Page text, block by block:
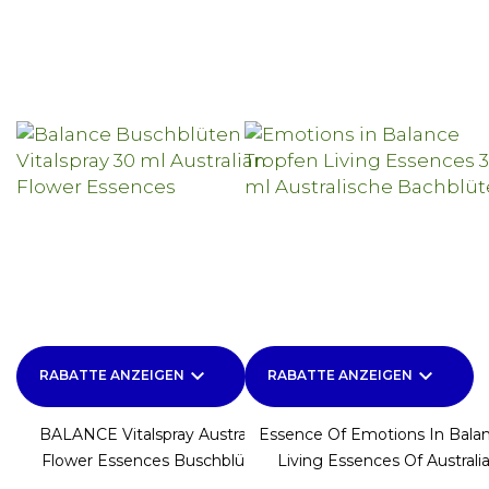
RABATTE ANZEIGEN keyboard_arrow_down
BALANCE Vitalspray Australian
Flower Essences Buschblüten
RABATTE ANZEIGEN keyboard_arrow_down
Essence Of Emotions In
Living Essences Of Australia